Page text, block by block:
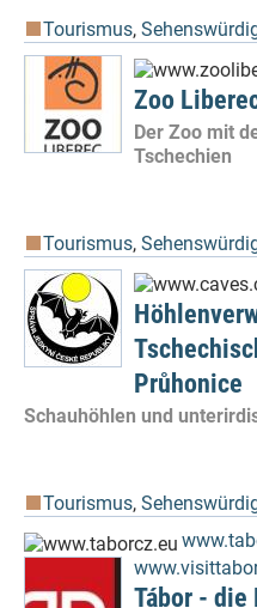
Tourismus
Zoo
Der Zoo mit
Tschechien
Tourismus
Průhonice
Schauhöhlen und
Tourismus
Tábor -